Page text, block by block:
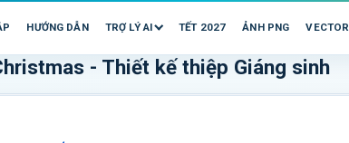
HƯỚNG DẪN TRỢ LÝ AI TẾT 2027 ẢNH PNG VECTOR
- Thiết kế thiệp Giáng sinh